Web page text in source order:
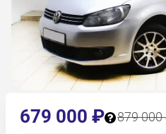
679 000 ₽ 879 000